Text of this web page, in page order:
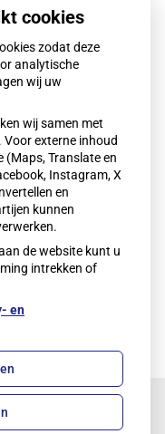
Lareb melden.
u aan ons stuurt
bijwerkingen) met
u terecht bij het
valt
met de
Beheer
cookies
zodat deze
analytische
wij uw
wij samen met
externe inhoud
(Maps, Translate en
Instagram, X
en
kunnen
de website kunt u
intrekken of
en